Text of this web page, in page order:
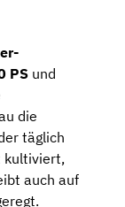
PS und
die
täglich
kultiviert,
auch auf